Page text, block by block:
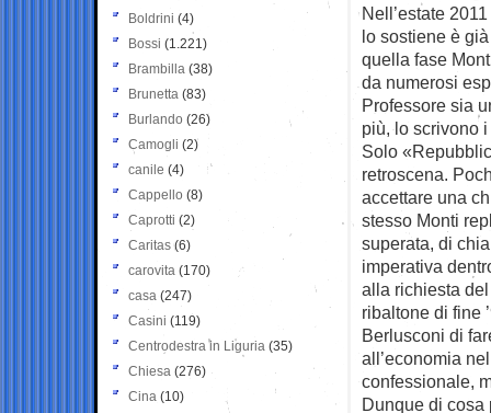
Nell’estate
lo sostiene è
quella fase
da numerosi
Professore sia
più, lo scrivono
Solo
retroscena.
accettare una
stesso Monti
superata, di
imperativa
alla richiesta
ribaltone di fine
Berlusconi di
all’economia
confessionale,
Dunque di cosa
Boldrini (4)
Bossi (1.221)
Brambilla (38)
Brunetta (83)
Burlando (26)
Camogli (2)
canile (4)
Cappello (8)
Caprotti (2)
Caritas (6)
carovita (170)
casa (247)
Casini (119)
Centrodestra in Liguria (35)
Chiesa (276)
Cina (10)